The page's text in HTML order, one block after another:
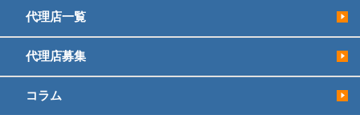
代理店一覧
代理店募集
コラム